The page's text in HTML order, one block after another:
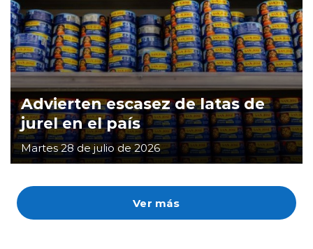
Ver más
Advierten escasez de latas de
jurel en el país
Martes 28 de julio de 2026